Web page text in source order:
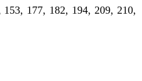
177, 182, 194, 209, 210,